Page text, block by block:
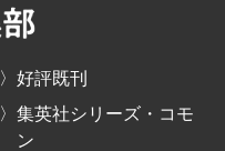
〉好評既刊
〉集英社シリーズ・コモ
ン